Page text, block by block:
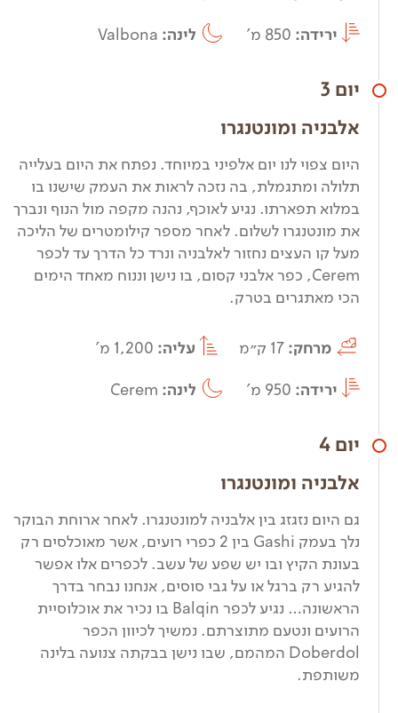
ירידה: 850 מ' לינה: Valbona
יום 3
אלבניה ומונטנגרו
היום צפוי לנו יום אלפיני במיוחד. נפתח את היום בעלייה
תלולה ומתגמלת, בה נזכה לראות את העמק שישנו בו
במלוא תפארתו. נגיע לאוכף, נהנה מקפה מול הנוף ונברך
את מונטנגרו לשלום. לאחר מספר קילומטרים של הליכה
מעל קו העצים נחזור לאלבניה ונרד כל הדרך עד לכפר
Cerem, כפר אלבני קסום, בו נישן וננוח מאחד הימים
הכי מאתגרים בטרק.
מרחק:17 ק״מ עליה: 1,200 מ'
ירידה: 950 מ' לינה: Cerem
יום 4
אלבניה ומונטנגרו
גם היום נזגזג בין אלבניה למונטנגרו. לאחר ארוחת הבוקר
נלך בעמק Gashi בין 2 כפרי רועים, אשר מאוכלסים רק
בעונת הקיץ ובו יש שפע של עשב. לכפרים אלו אפשר
להגיע רק ברגל או על גבי סוסים, אנחנו נבחר בדרך
הראשונה… נגיע לכפר Balqin בו נכיר את אוכלוסיית
הרועים ונטעם מתוצרתם. נמשיך לכיוון הכפר
Doberdol המהמם, שבו נישן בבקתה צנועה בלינה
משותפת.